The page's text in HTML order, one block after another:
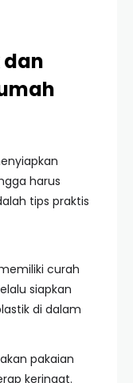
dan
harus
tips praktis
curah
siapkan
di dalam
pakaian
keringat.